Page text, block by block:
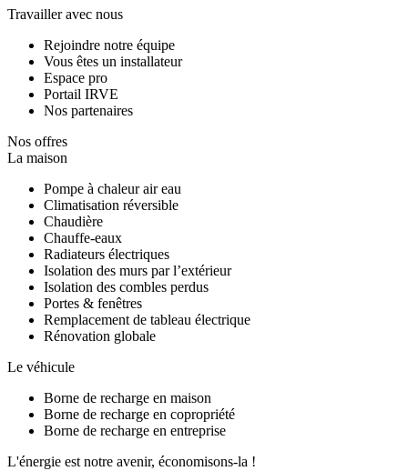
Travailler avec nous
Rejoindre notre équipe
Vous êtes un installateur
Espace pro
Portail IRVE
Nos partenaires
Nos offres
La maison
Pompe à chaleur air eau
Climatisation réversible
Chaudière
Chauffe-eaux
Radiateurs électriques
Isolation des murs par l’extérieur
Isolation des combles perdus
Portes & fenêtres
Remplacement de tableau électrique
Rénovation globale
Le véhicule
Borne de recharge en maison
Borne de recharge en copropriété
Borne de recharge en entreprise
L'énergie est notre avenir, économisons-la !